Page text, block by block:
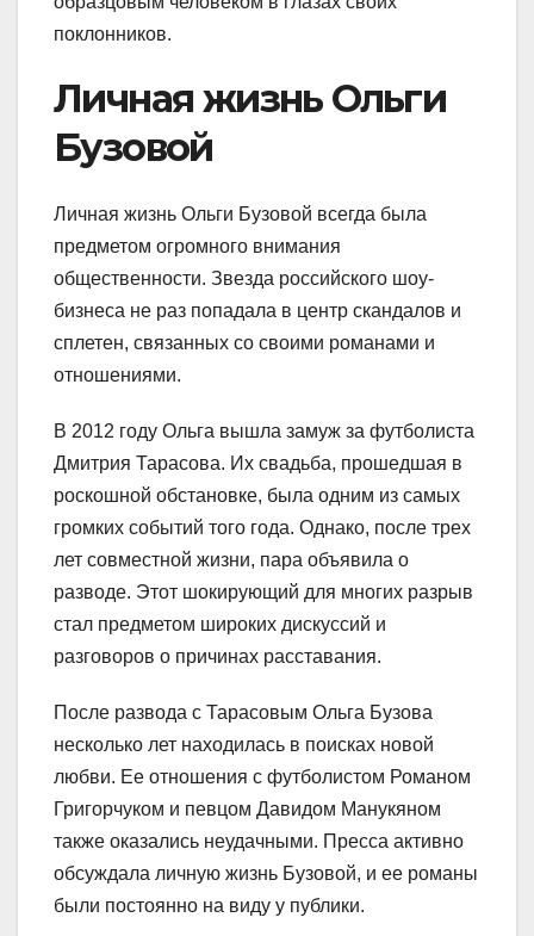
поклонников.
Личная жизнь Ольги
Бузовой
Личная жизнь Ольги Бузовой всегда была
предметом огромного внимания
общественности. Звезда российского шоу-
бизнеса не раз попадала в центр скандалов и
сплетен, связанных со своими романами и
отношениями.
В 2012 году Ольга вышла замуж за футболиста
Дмитрия Тарасова. Их свадьба, прошедшая в
роскошной обстановке, была одним из самых
громких событий того года. Однако, после трех
лет совместной жизни, пара объявила о
разводе. Этот шокирующий для многих разрыв
стал предметом широких дискуссий и
разговоров о причинах расставания.
После развода с Тарасовым Ольга Бузова
несколько лет находилась в поисках новой
любви. Ее отношения с футболистом Романом
Григорчуком и певцом Давидом Манукяном
также оказались неудачными. Пресса активно
обсуждала личную жизнь Бузовой, и ее романы
были постоянно на виду у публики.